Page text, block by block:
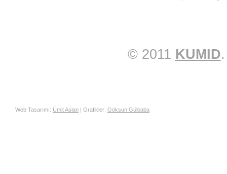
© 2011 KUMID
Web Tasarımı: Ümit Aslan | Grafikler: Göksun Gülbaba